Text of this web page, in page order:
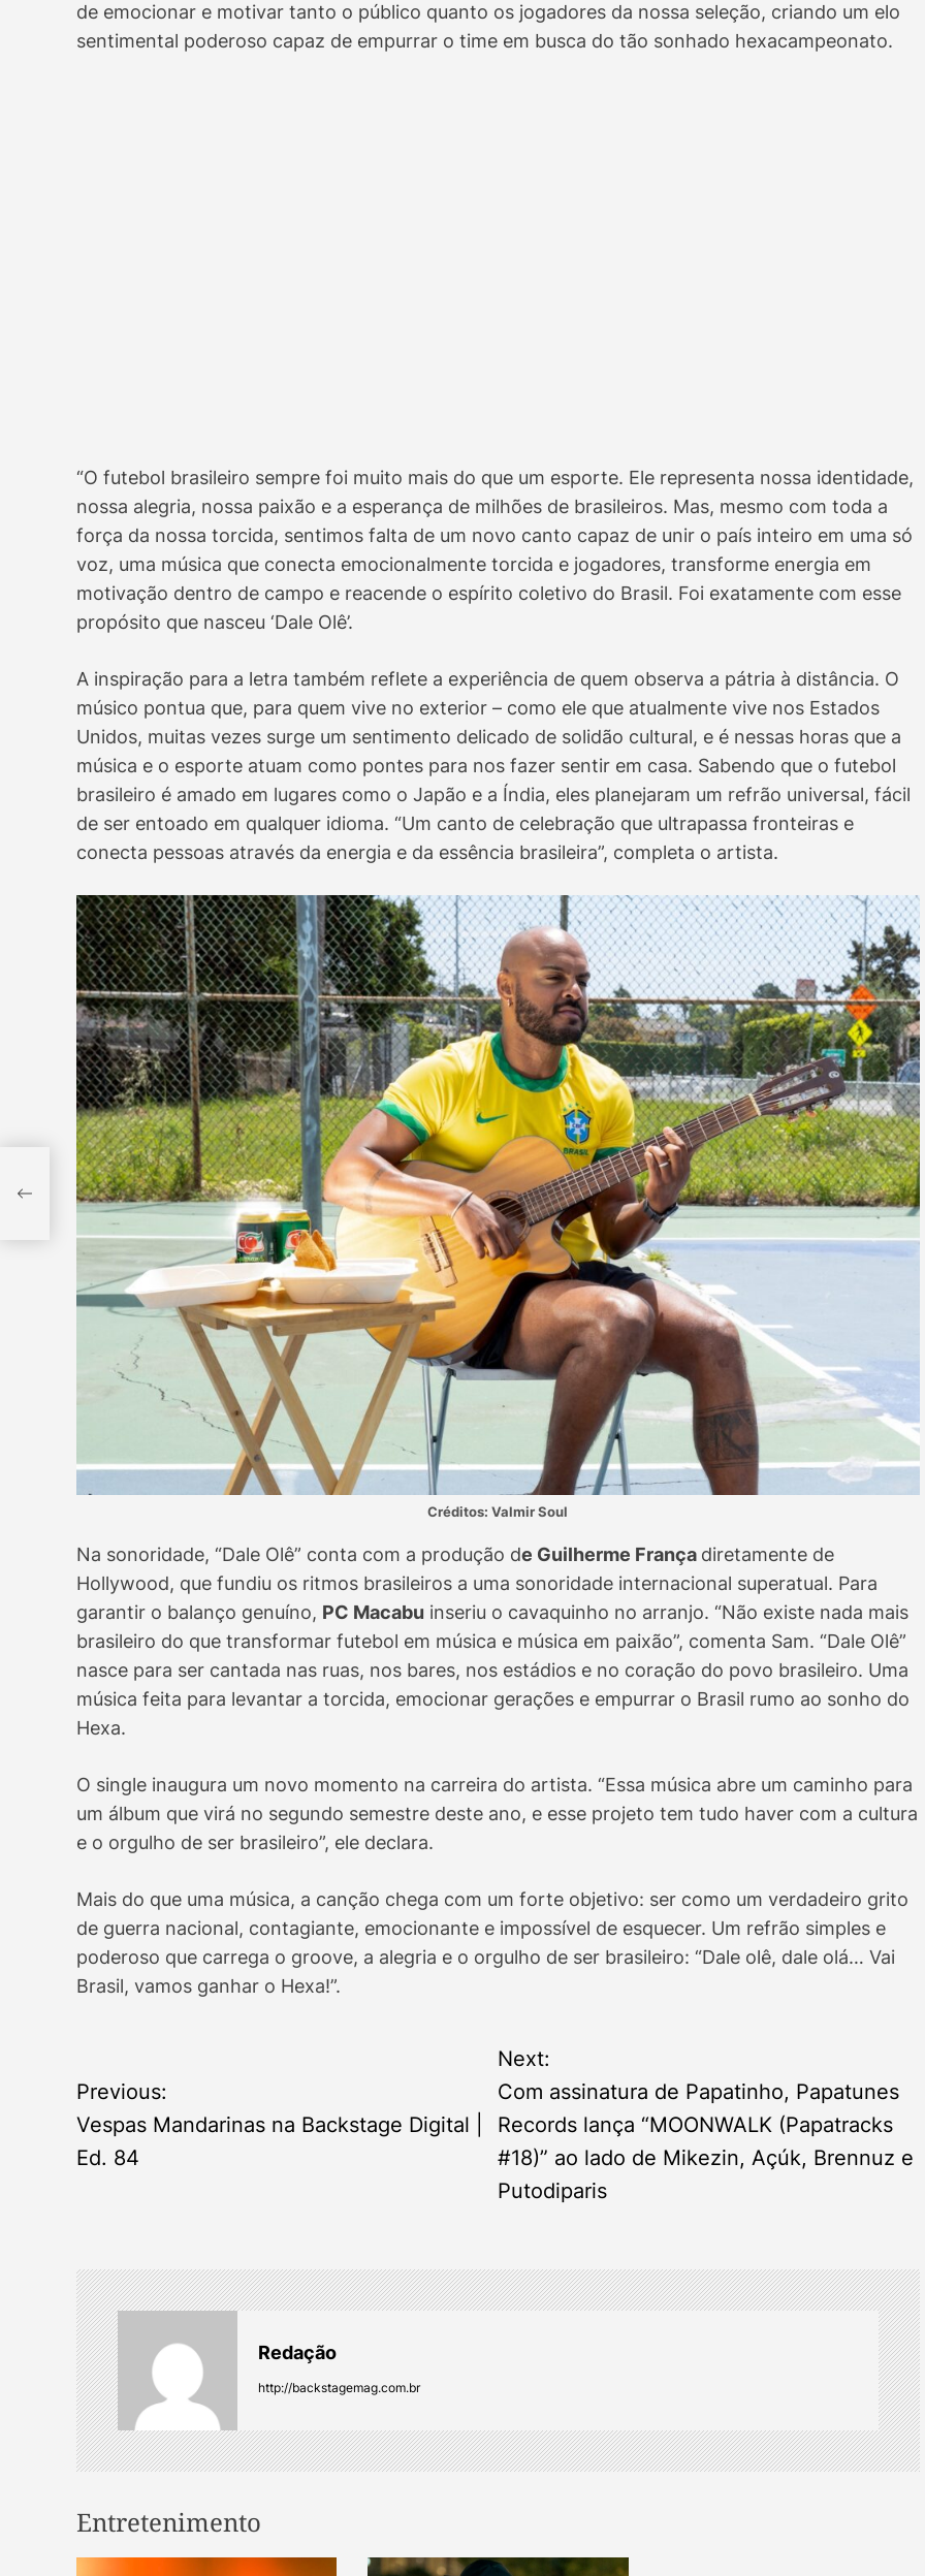
de emocionar e motivar tanto o público quanto os jogadores da nossa seleção, criando um elo
sentimental poderoso capaz de empurrar o time em busca do tão sonhado hexacampeonato.
“O futebol brasileiro sempre foi muito mais do que um esporte. Ele representa nossa identidade,
nossa alegria, nossa paixão e a esperança de milhões de brasileiros. Mas, mesmo com toda a
força da nossa torcida, sentimos falta de um novo canto capaz de unir o país inteiro em uma só
voz, uma música que conecta emocionalmente torcida e jogadores, transforme energia em
motivação dentro de campo e reacende o espírito coletivo do Brasil. Foi exatamente com esse
propósito que nasceu ‘Dale Olê’.
A inspiração para a letra também reflete a experiência de quem observa a pátria à distância. O
músico pontua que, para quem vive no exterior – como ele que atualmente vive nos Estados
Unidos, muitas vezes surge um sentimento delicado de solidão cultural, e é nessas horas que a
música e o esporte atuam como pontes para nos fazer sentir em casa. Sabendo que o futebol
brasileiro é amado em lugares como o Japão e a Índia, eles planejaram um refrão universal, fácil
de ser entoado em qualquer idioma. “Um canto de celebração que ultrapassa fronteiras e
conecta pessoas através da energia e da essência brasileira”, completa o artista.
Créditos: Valmir Soul
Na sonoridade, “Dale Olê” conta com a produção de Guilherme França diretamente de
Hollywood, que fundiu os ritmos brasileiros a uma sonoridade internacional superatual. Para
garantir o balanço genuíno, PC Macabu inseriu o cavaquinho no arranjo. “Não existe nada mais
brasileiro do que transformar futebol em música e música em paixão”, comenta Sam. “Dale Olê”
nasce para ser cantada nas ruas, nos bares, nos estádios e no coração do povo brasileiro. Uma
música feita para levantar a torcida, emocionar gerações e empurrar o Brasil rumo ao sonho do
Hexa.
O single inaugura um novo momento na carreira do artista. “Essa música abre um caminho para
um álbum que virá no segundo semestre deste ano, e esse projeto tem tudo haver com a cultura
e o orgulho de ser brasileiro”, ele declara.
Mais do que uma música, a canção chega com um forte objetivo: ser como um verdadeiro grito
de guerra nacional, contagiante, emocionante e impossível de esquecer. Um refrão simples e
poderoso que carrega o groove, a alegria e o orgulho de ser brasileiro: “Dale olê, dale olá… Vai
Brasil, vamos ganhar o Hexa!”.
o
s
n
a
v
i
g
a
t
Previous:
Vespas Mandarinas na Backstage Digital |
Ed. 84
Next:
Com assinatura de Papatinho, Papatunes
Records lança “MOONWALK (Papatracks
#18)” ao lado de Mikezin, Açúk, Brennuz e
Putodiparis
Redação
http://backstagemag.com.br
Entretenimento